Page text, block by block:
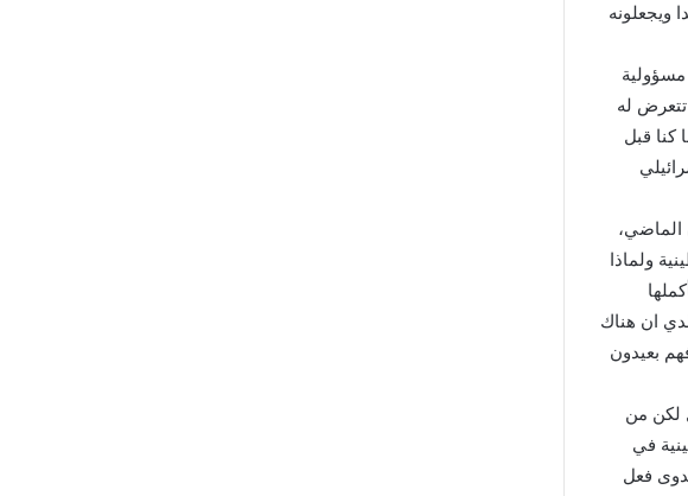
ويجعلونه
تتعرض له
كنا قبل
الماضي،
ولماذا
ان هناك
بعيدون
لكن من
في
فعل